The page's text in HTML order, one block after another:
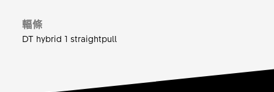
輻條
DT hybrid 1 straightpull